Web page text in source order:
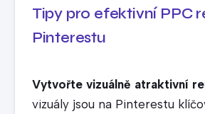
Tipy pro efektivní PPC
Pinterestu
Vytvořte vizuálně atraktivní
vizuály jsou na Pinterestu